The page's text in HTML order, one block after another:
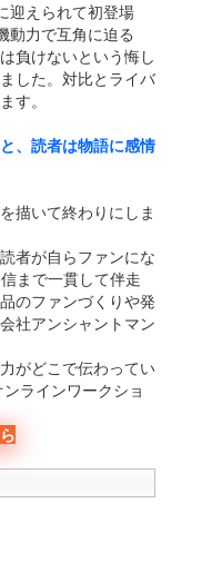
迎えられて初登場
動力で互角に迫る
負けないという悔し
した。対比とライバ
す。
、読者は物語に感情
描いて終わりにしま
者が自らファンにな
まで一貫して伴走
のファンづくりや発
社アンシャントマン
がどこで伝わってい
ラインワークショ